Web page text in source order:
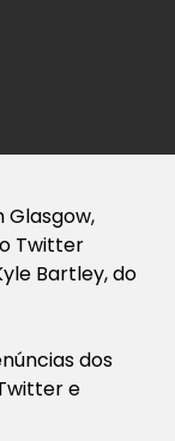
Glasgow,
Twitter
Bartley, do
dos
e